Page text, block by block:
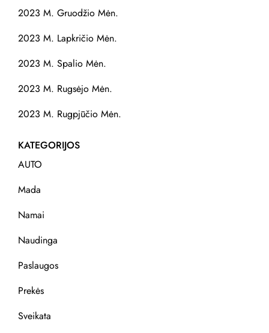
2023 M. Gruodžio Mėn.
2023 M. Lapkričio Mėn.
2023 M. Spalio Mėn.
2023 M. Rugsėjo Mėn.
2023 M. Rugpjūčio Mėn.
KATEGORIJOS
AUTO
Mada
Namai
Naudinga
Paslaugos
Prekės
Sveikata